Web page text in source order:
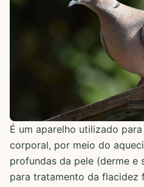
É um aparelho utilizado
corporal, por meio do
profundas da pele (derme e
para tratamento da flacidez